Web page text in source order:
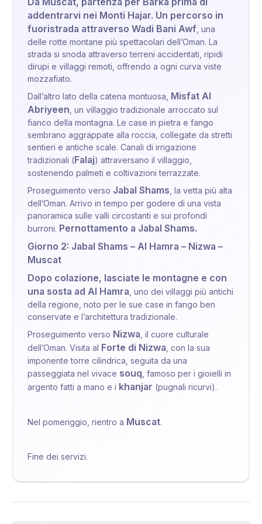
addentrarvi nei Monti Hajar. Un percorso in
fuoristrada attraverso Wadi Bani Awf , una
delle rotte montane più spettacolari dell’Oman. La
strada si snoda attraverso terreni accidentati, ripidi
dirupi e villaggi remoti, offrendo a ogni curva viste
mozzafiato.
Dall’altro lato della catena montuosa, Misfat Al
Abriyeen , un villaggio tradizionale arroccato sul
fianco della montagna. Le case in pietra e fango
sembrano aggrappate alla roccia, collegate da stretti
sentieri e antiche scale. Canali di irrigazione
tradizionali (Falaj) attraversano il villaggio,
sostenendo palmeti e coltivazioni terrazzate.
Proseguimento verso Jabal Shams , la vetta più alta
dell’Oman. Arrivo in tempo per godere di una vista
panoramica sulle valli circostanti e sui profondi
burroni. Pernottamento a Jabal Shams.
Giorno 2: Jabal Shams – Al Hamra – Nizwa –
Muscat
Dopo colazione, lasciate le montagne e con
una sosta ad Al Hamra , uno dei villaggi più antichi
della regione, noto per le sue case in fango ben
conservate e l’architettura tradizionale.
Proseguimento verso Nizwa , il cuore culturale
dell’Oman. Visita al Forte di Nizwa , con la sua
imponente torre cilindrica, seguita da una
passeggiata nel vivace souq , famoso per i gioielli in
argento fatti a mano e i khanjar (pugnali ricurvi).
Nel pomeriggio, rientro a Muscat.
Fine dei servizi.